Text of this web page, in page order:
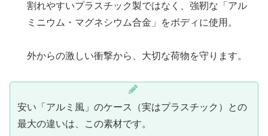
割れやすいプラスチック製ではなく、強靭な「アル
ミニウム・マグネシウム合金」をボディに使用。
外からの激しい衝撃から、大切な荷物を守ります。
安い「アルミ風」のケース（実はプラスチック）との
最大の違いは、この素材です。